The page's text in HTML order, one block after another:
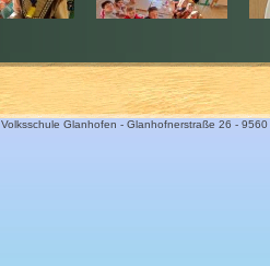
Volksschule Glanhofen - Glanhofnerstraße 26 -